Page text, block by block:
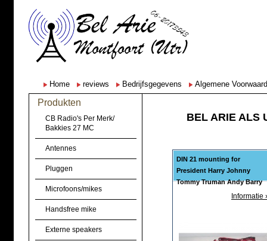
Home reviews Bedrijfsgegevens Algemene
Produkten
CB Radio's Per Merk/
Bakkies 27 MC
Antennes
Pluggen
Microfoons/mikes
Handsfree mike
Externe speakers
BEL ARIE ALS
DIN 21 mounting for
President Harry Johnny
Tommy Truman Andy Barry
Informatie